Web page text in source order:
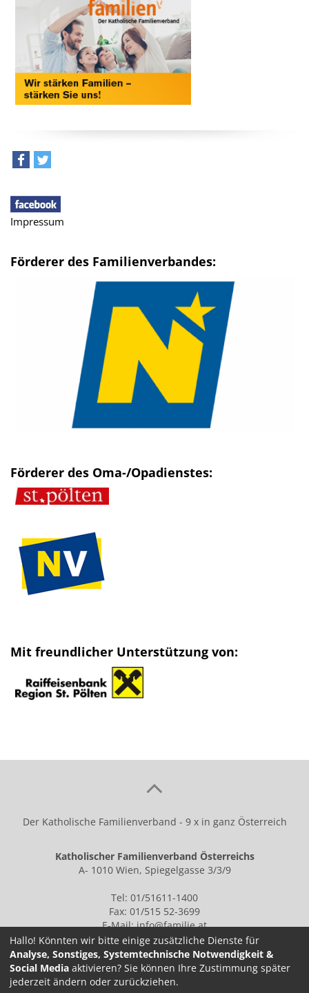
Impressum
Förderer des Familienverbandes:
Förderer des Oma-/Opadienstes:
Mit freundlicher Unterstützung von:
Der Katholische Familienverband - 9 x in ganz Österreich
Katholischer Familienverband Österreichs
A- 1010 Wien, Spiegelgasse 3/3/9
Tel: 01/51611-1400
Fax: 01/515 52-3699
E-Mail:info@familie.at
IMPRESSUM
Hallo! Könnten wir bitte einige zusätzliche Dienste für
Analyse, Sonstiges, Systemtechnische Notwendigkeit &
Social Media aktivieren? Sie können Ihre Zustimmung später
jederzeit ändern oder zurückziehen.